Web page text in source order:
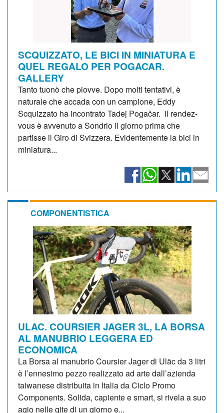
SCQUIZZATO, LE BICI IN MINIATURA E
QUEL REGALO PER POGACAR.
GALLERY
Tanto tuonò che piovve. Dopo molti tentativi, è
naturale che accada con un campione, Eddy
Scquizzato ha incontrato Tadej Pogačar. Il rendez-
vous è avvenuto a Sondrio il giorno prima che
partisse il Giro di Svizzera. Evidentemente la bici in
miniatura...
COMPONENTISTICA
ULAC. COURSIER JAGER 3L, LA BORSA
AL MANUBRIO LEGGERA ED
ECONOMICA
La Borsa al manubrio Coursier Jager di Uläc da 3 litri
è l’ennesimo pezzo realizzato ad arte dall’azienda
taiwanese distribuita in Italia da Ciclo Promo
Components. Solida, capiente e smart, si rivela a suo
agio nelle gite di un giorno e...